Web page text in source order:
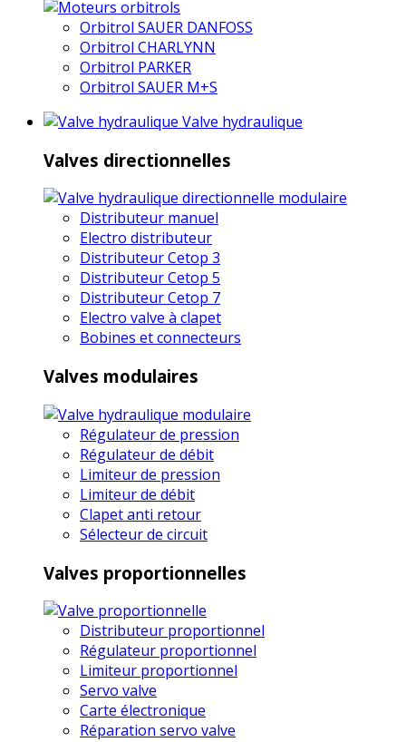
Orbitrol SAUER DANFOSS
Orbitrol CHARLYNN
Orbitrol PARKER
Orbitrol SAUER M+S
Valve hydraulique
Valves directionnelles
Distributeur manuel
Electro distributeur
Distributeur Cetop 3
Distributeur Cetop 5
Distributeur Cetop 7
Electro valve à clapet
Bobines et connecteurs
Valves modulaires
Régulateur de pression
Régulateur de débit
Limiteur de pression
Limiteur de débit
Clapet anti retour
Sélecteur de circuit
Valves proportionnelles
Distributeur proportionnel
Régulateur proportionnel
Limiteur proportionnel
Servo valve
Carte électronique
Réparation servo valve